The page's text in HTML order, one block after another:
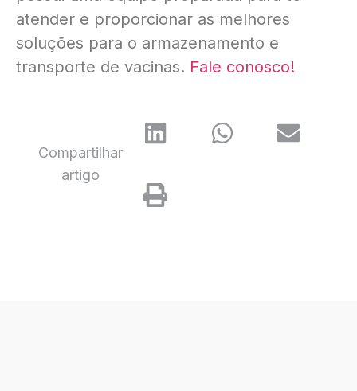
atender e proporcionar as melhores
soluções para o armazenamento e
transporte de vacinas. Fale conosco!
Compartilhar
artigo